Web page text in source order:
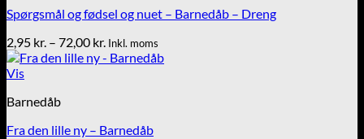
Spørgsmål og fødsel og nuet – Barnedåb – Dreng
2,95 kr. – 72,00 kr. Prisinterval:
2,95 kr.
Inkl. moms
Vis
Barnedåb
Fra den lille ny – Barnedåb